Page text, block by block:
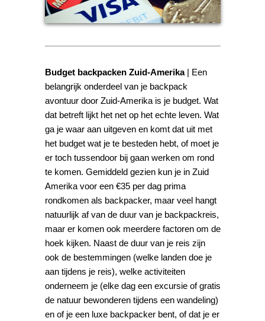
Budget backpacken Zuid-Amerika| Een
belangrijk onderdeel van je backpack
avontuur door Zuid-Amerika is je budget. Wat
dat betreft lijkt het net op het echte leven. Wat
ga je waar aan uitgeven en komt dat uit met
het budget wat je te besteden hebt, of moet je
er toch tussendoor bij gaan werken om rond
te komen. Gemiddeld gezien kun je in Zuid
Amerika voor een €35 per dag prima
rondkomen als backpacker, maar veel hangt
natuurlijk af van de duur van je backpackreis,
maar er komen ook meerdere factoren om de
hoek kijken. Naast de duur van je reis zijn
ook de bestemmingen (welke landen doe je
aan tijdens je reis), welke activiteiten
onderneem je (elke dag een excursie of gratis
de natuur bewonderen tijdens een wandeling)
en of je een luxe backpacker bent, of dat je er